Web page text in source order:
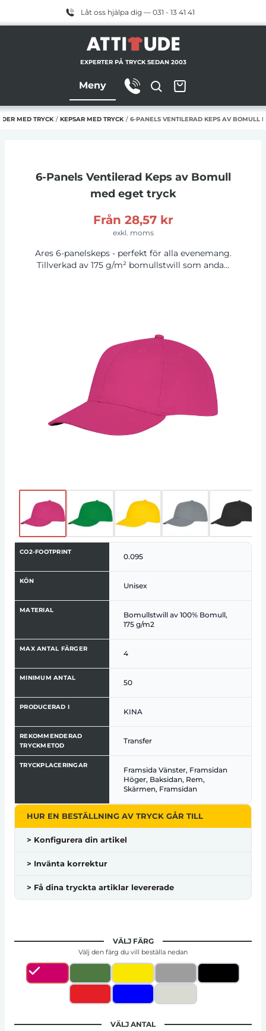
Låt oss hjälpa dig — 031 - 13 41 41
EXPERTER PÅ TRYCK SEDAN 2003
Meny
MED TRYCK / KEPSAR MED TRYCK / 6-PANELS VENTILERAD KEPS AV BOMULL
6-Panels Ventilerad Keps av Bomull
med eget tryck
Från 28,57 kr
exkl. moms
Ares 6-panelskeps - perfekt för alla evenemang.
Tillverkad av 175 g/m² bomullstwill som andas.
58 cm garanterar den en skräddarsydd
passform för en mängd olika huvudstorlekar.
Kardborr- och öglfästena i tyg ger enkel
justering så att du kan få perfekt passform. Ett
utmärkt val för alla evenemang.
CO2-FOOTPRINT
0.095
KÖN
Unisex
MATERIAL
Bomullstwill av 100% Bomull,
175 g/m2
MAX ANTAL FÄRGER
4
MINIMUM ANTAL
50
PRODUCERAD I
KINA
REKOMMENDERAD
TRYCKMETOD
Transfer
TRYCKPLACERINGAR
Framsida Vänster, Framsidan
Höger, Baksidan, Rem,
Skärmen, Framsidan
HUR EN BESTÄLLNING AV TRYCK GÅR TILL
> Konfigurera din artikel
> Invänta korrektur
> Få dina tryckta artiklar levererade
VÄLJ FÄRG
Välj den färg du vill beställa nedan
VÄLJ ANTAL